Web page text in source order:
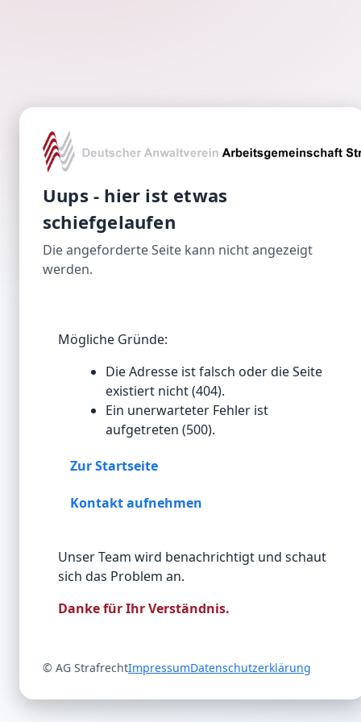
Uups - hier ist etwas
schiefgelaufen
Die angeforderte Seite kann nicht angezeigt
werden.
Mögliche Gründe:
Die Adresse ist falsch oder die Seite
existiert nicht (404).
Ein unerwarteter Fehler ist
aufgetreten (500).
Zur Startseite
Kontakt aufnehmen
Hinweis
Unser Team wird benachrichtigt und schaut
sich das Problem an.
Danke für Ihr Verständnis.
© AG StrafrechtImpressumDatenschutzerklärung